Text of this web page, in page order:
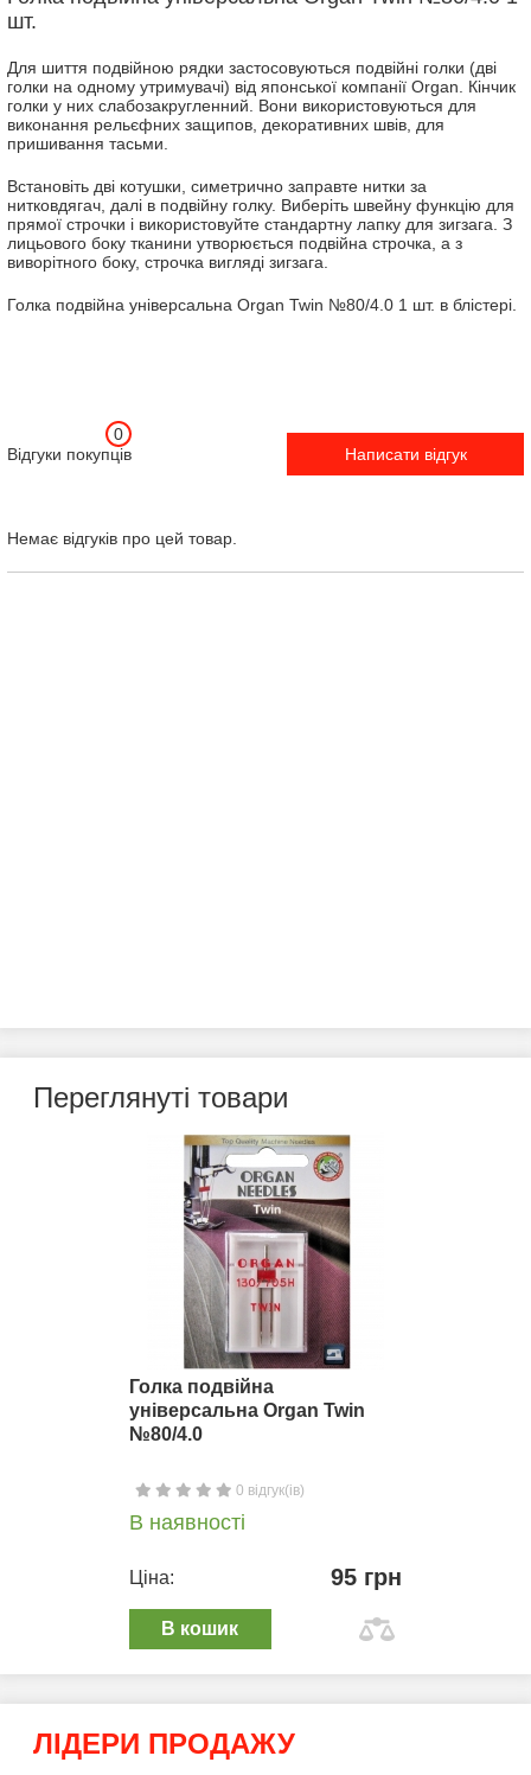
шт.
Для шиття подвійною рядки застосовуються подвійні голки (дві
голки на одному утримувачі) від японської компанії Organ. Кінчик
голки у них слабозакругленний. Вони використовуються для
виконання рельєфних защипов, декоративних швів, для
пришивання тасьми.
Встановіть дві котушки, симетрично заправте нитки за
нитковдягач, далі в подвійну голку. Виберіть швейну функцію для
прямої строчки і використовуйте стандартну лапку для зигзага. З
лицьового боку тканини утворюється подвійна строчка, а з
виворітного боку, строчка вигляді зигзага.
Голка подвійна універсальна Organ Twin №80/4.0 1 шт. в блістері.
Відгуки покупців
0
Написати відгук
Немає відгуків про цей товар.
Переглянуті товари
Голка подвійна
універсальна Organ Twin
№80/4.0
0 відгук(ів)
В наявності
Ціна: 95 грн
В кошик
ЛІДЕРИ ПРОДАЖУ